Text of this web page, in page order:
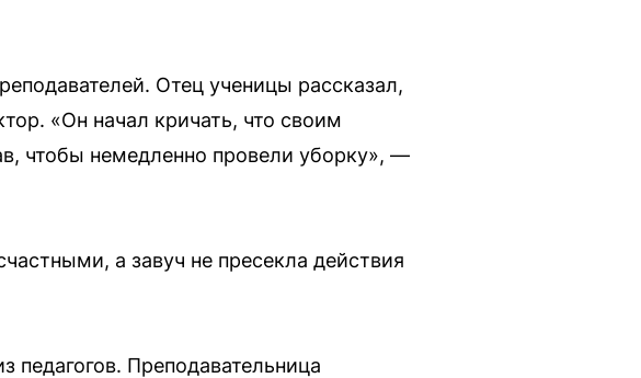
Отец ученицы рассказал,
«Он начал кричать, что своим
чтобы немедленно провели уборку», —
а завуч не пресекла действия
Преподавательница